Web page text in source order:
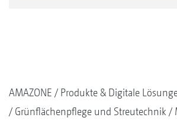
AMAZONE
Produkte & Digitale
Grünflächenpflege und Streutechnik